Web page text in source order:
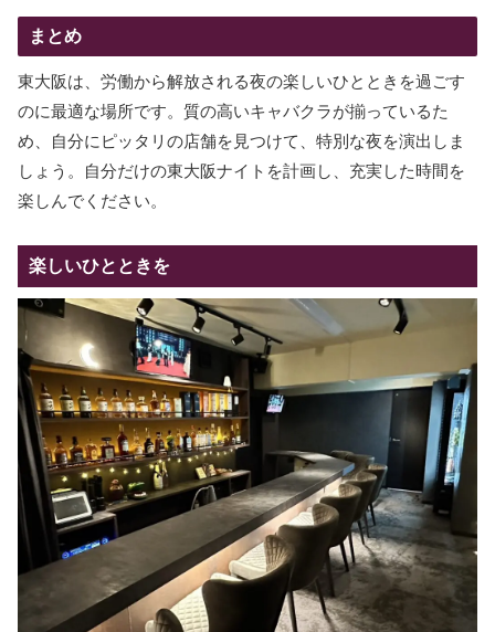
まとめ
東大阪は、労働から解放される夜の楽しいひとときを過ごす
のに最適な場所です。質の高いキャバクラが揃っているた
め、自分にピッタリの店舗を見つけて、特別な夜を演出しま
しょう。自分だけの東大阪ナイトを計画し、充実した時間を
楽しんでください。
楽しいひとときを